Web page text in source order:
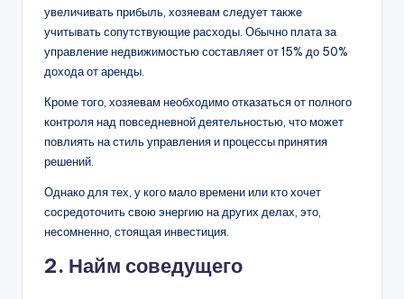
увеличивать прибыль, хозяевам следует также
учитывать сопутствующие расходы. Обычно плата за
управление недвижимостью составляет от 15% до 50%
дохода от аренды.
Кроме того, хозяевам необходимо отказаться от полного
контроля над повседневной деятельностью, что может
повлиять на стиль управления и процессы принятия
решений.
Однако для тех, у кого мало времени или кто хочет
сосредоточить свою энергию на других делах, это,
несомненно, стоящая инвестиция.
2. Найм соведущего